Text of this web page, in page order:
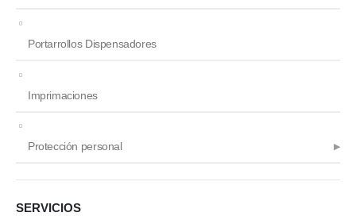
Portarrollos Dispensadores
Imprimaciones
Protección personal
SERVICIOS